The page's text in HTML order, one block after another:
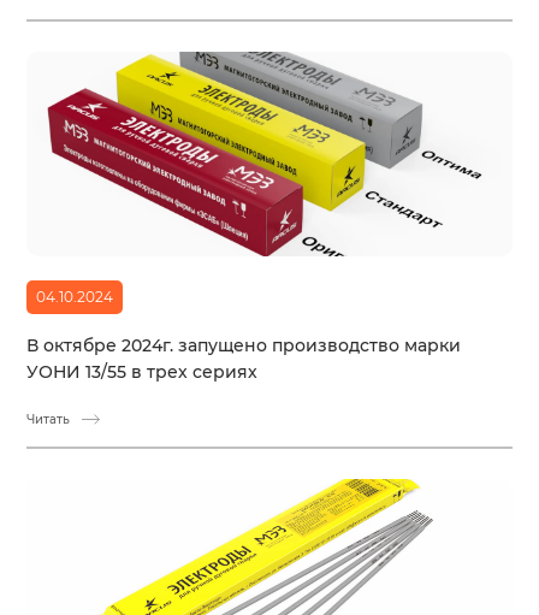
04.10.2024
В октябре 2024г. запущено производство марки
УОНИ 13/55 в трех сериях
Читать